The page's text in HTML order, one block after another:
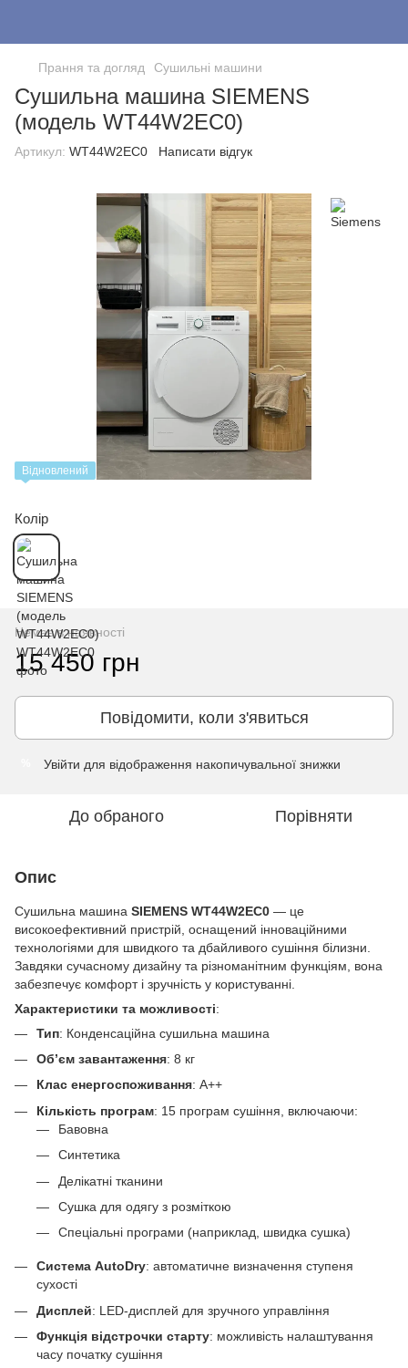
Прання та догляд Cушильні машини
Сушильна машина SIEMENS
(модель WT44W2EC0)
Артикул: WT44W2EC0 Написати відгук
Відновлений
Колір
Немає в наявності
15 450 грн
Повідомити, коли з'явиться
Увійти для відображення накопичувальної знижки
До обраного Порівняти
Опис
Сушильна машина SIEMENS WT44W2EC0 — це
високоефективний пристрій, оснащений інноваційними
технологіями для швидкого та дбайливого сушіння білизни.
Завдяки сучасному дизайну та різноманітним функціям, вона
забезпечує комфорт і зручність у користуванні.
Характеристики та можливості:
Тип: Конденсаційна сушильна машина
Об’єм завантаження: 8 кг
Клас енергоспоживання: A++
Кількість програм: 15 програм сушіння, включаючи:
Бавовна
Синтетика
Делікатні тканини
Сушка для одягу з розміткою
Спеціальні програми (наприклад, швидка сушка)
Система AutoDry: автоматичне визначення ступеня
сухості
Дисплей: LED-дисплей для зручного управління
Функція відстрочки старту: можливість налаштування
часу початку сушіння